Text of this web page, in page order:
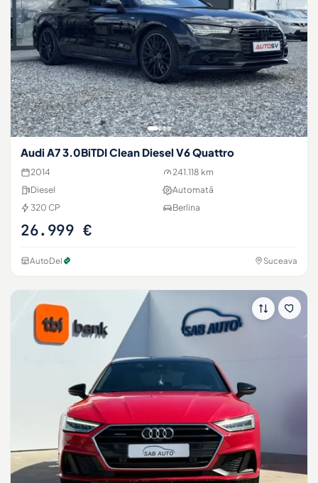
Audi A7 3.0BiTDI Clean Diesel V6 Quattro
2014
241.118 km
Diesel
Automată
320 CP
Berlina
26.999 €
AutoDel Suceava